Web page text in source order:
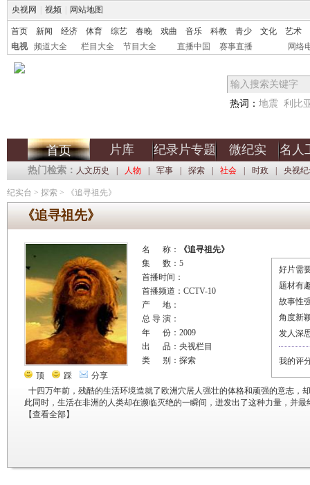
央视网 视频 网站地图
首页 新闻 经济 体育 综艺 春晚 戏曲 音乐 科教 青少 文化
艺术
电视
频道大全 栏目大全 节目大全 直播中国 赛事直播 网络
热词： 地震 利比
首页 片库 纪录片专题 微纪实 名人
热门检索： 人文历史 人物 军事 探索 社会 时政 央视
纪实台 > 探索 > 《追寻祖先》
《追寻祖先》
顶 踩 分享
名 称：
《追寻祖先》
集 数：5
首播时间：
首播频道：CCTV-10
产 地：
总 导 演：
年 份：2009
出 品：央视栏目
类 别：探索
十四万年前，残酷的生活环境造就了欧洲穴居人强壮的体格和顽强的意志，
此同时，生活在非洲的人类却在濒临灭绝的一瞬间，迸发出了这种力量，并
【查看全部】
好片需
题材有
故事性
角度新
发人深
我的评